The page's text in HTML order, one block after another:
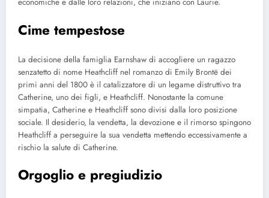
economiche e dalle loro relazioni, che iniziano con Laurie.
Cime tempestose
La decisione della famiglia Earnshaw di accogliere un ragazzo
senzatetto di nome Heathcliff nel romanzo di Emily Brontë dei
primi anni del 1800 è il catalizzatore di un legame distruttivo tra
Catherine, uno dei figli, e Heathcliff. Nonostante la comune
simpatia, Catherine e Heathcliff sono divisi dalla loro posizione
sociale. Il desiderio, la vendetta, la devozione e il rimorso spingono
Heathcliff a perseguire la sua vendetta mettendo eccessivamente a
rischio la salute di Catherine.
Orgoglio e pregiudizio